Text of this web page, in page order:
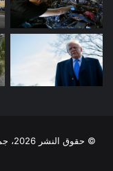
© حقوق النشر 2026، جميع الحقوق محفوظة | أُردُني - مِصداقِيةُ الخَبَر